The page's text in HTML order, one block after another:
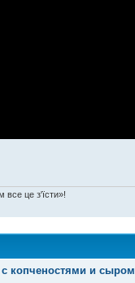
все це з'їсти»!
копченостями и сыром